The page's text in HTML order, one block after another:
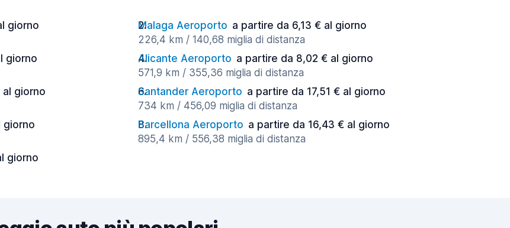
giorno
Malaga Aeroporto a partire da 6,13 € al giorno
226,4 km / 140,68 miglia di distanza
giorno
Alicante Aeroporto a partire da 8,02 € al giorno
571,9 km / 355,36 miglia di distanza
al giorno
Santander Aeroporto a partire da 17,51 € al giorno
734 km / 456,09 miglia di distanza
giorno
Barcellona Aeroporto a partire da 16,43 € al giorno
895,4 km / 556,38 miglia di distanza
giorno